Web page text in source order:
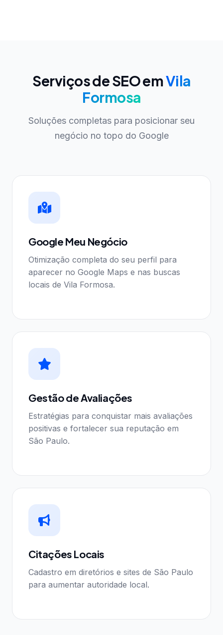
Serviços de SEO emVila
Formosa
Soluções completas para posicionar seu
negócio no topo do Google
Google Meu Negócio
Otimização completa do seu perfil para
aparecer no Google Maps e nas buscas
locais de Vila Formosa.
Gestão de Avaliações
Estratégias para conquistar mais avaliações
positivas e fortalecer sua reputação em
São Paulo.
Citações Locais
Cadastro em diretórios e sites de São Paulo
para aumentar autoridade local.